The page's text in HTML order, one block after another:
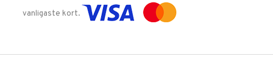
vanligaste kort.